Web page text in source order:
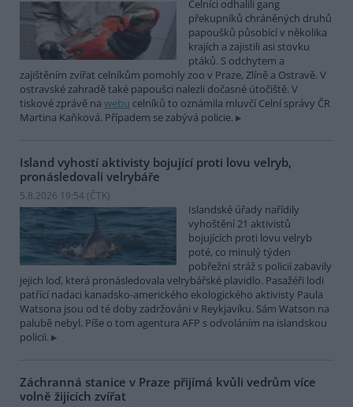
Celníci odhalili gang
překupníků chráněných druhů
papoušků působící v několika
krajích a zajistili asi stovku
ptáků. S odchytem a
zajištěním zvířat celníkům pomohly zoo v Praze, Zlíně a Ostravě. V
ostravské zahradě také papoušci nalezli dočasné útočiště. V
tiskové zprávě na webu celníků to oznámila mluvčí Celní správy ČR
Martina Kaňková. Případem se zabývá policie.
Island vyhostí aktivisty bojující proti lovu velryb,
pronásledovali velrybáře
5.8.2026 19:54 (ČTK)
Islandské úřady nařídily
vyhoštění 21 aktivistů
bojujících proti lovu velryb
poté, co minulý týden
pobřežní stráž s policií zabavily
jejich loď, která pronásledovala velrybářské plavidlo. Pasažéři lodi
patřící nadaci kanadsko-amerického ekologického aktivisty Paula
Watsona jsou od té doby zadržováni v Reykjavíku. Sám Watson na
palubě nebyl. Píše o tom agentura AFP s odvoláním na islandskou
policii.
Záchranná stanice v Praze přijímá kvůli vedrům více
volně žijících zvířat